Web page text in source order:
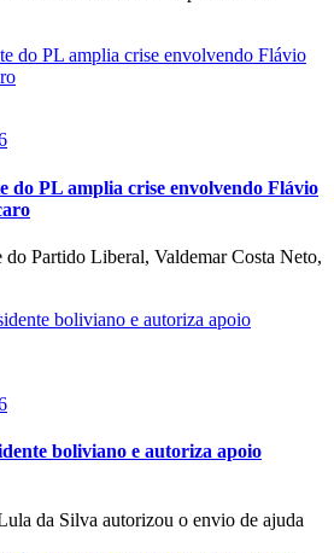
do PL amplia crise envolvendo Flávio
do Partido Liberal, Valdemar Costa Neto,
boliviano e autoriza apoio
da Silva autorizou o envio de ajuda